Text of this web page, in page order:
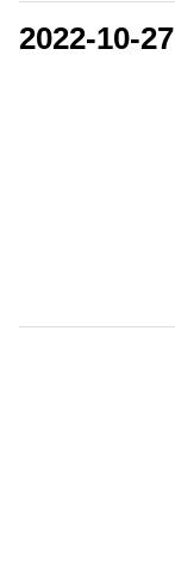
2022-10-27